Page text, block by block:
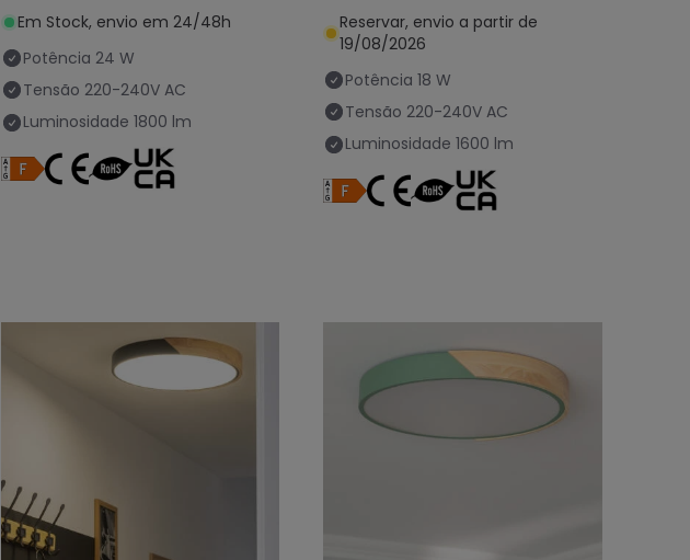
Em Stock, envio em 24/48h
Potência 24 W
Tensão 220-240V AC
Luminosidade 1800 lm
Reservar, envio a partir de
19/08/2026
Potência 18 W
Tensão 220-240V AC
Luminosidade 1600 lm